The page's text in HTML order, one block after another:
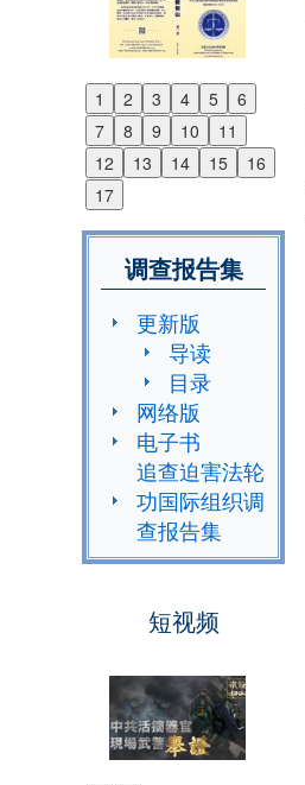
1 2 3 4 5
6
7
8 9 10
11
12
13 14 15
16
17
Previous
Next
调查报告集
更新版
导读
目录
网络版
电子书
追查迫害法轮
功国际组织调
查报告集
短视频